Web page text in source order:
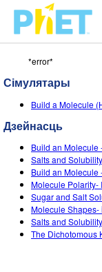
Пошук
PhET
сайта
Navigation
СІМУЛЯТАРЫ
All Sims
Фізіка
Матэматыка
Хімія
Навукі аб
STUDIO
About Studio
Customizable
Start a Free
Purchase a
TEACHING
Агляд
Мой удзел
Activity
ДАСЛЕДАВАННІ
INITIATIVES
Inclusive
УВАХОД /
*error*
Сімулятары
Build a Molecule
Дзейнасць
Build an Molecule
Salts and
Build an Molecule
Molecule Polarity-
Sugar and Salt
Molecule Shapes-
Salts and
The Dichotomous